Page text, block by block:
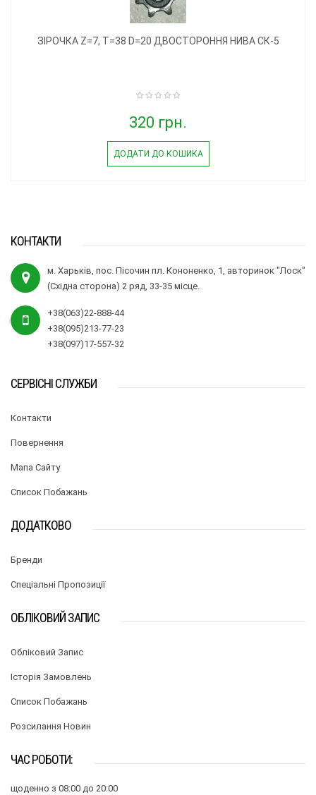
ЗІРОЧКА Z=7, T=38 D=20 ДВОСТОРОННЯ НИВА СК-5
320 грн.
ДОДАТИ ДО КОШИКА
КОНТАКТИ
м. Харьків, пос. Пісочин пл. Кононенко, 1, авторинок "Лоск"
(Східна сторона) 2 ряд, 33-35 місце.
+38(063)22-888-44
+38(095)213-77-23
+38(097)17-557-32
СЕРВІСНІ СЛУЖБИ
Контакти
Повернення
Мапа Сайту
Список Побажань
ДОДАТКОВО
Бренди
Спеціальні Пропозиції
ОБЛІКОВИЙ ЗАПИС
Обліковий Запис
Історія Замовлень
Список Побажань
Розсилання Новин
ЧАС РОБОТИ:
щоденно з 08:00 до 20:00